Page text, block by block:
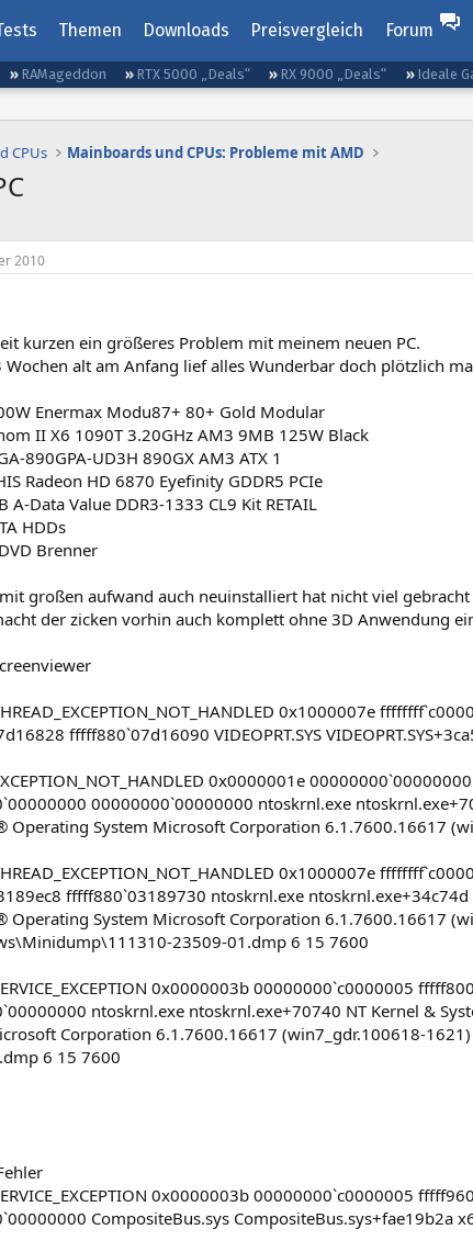
Themen Downloads Preisvergleich Forum
RAMageddon RTX 5000 „Deals“ RX 9000 „Deals“ Ideale
CPUs Mainboards und CPUs: Probleme mit AMD
2010
kurzen ein größeres Problem mit meinem neuen PC.
Wochen alt am Anfang lief alles Wunderbar doch plötzlich
Enermax Modu87+ 80+ Gold Modular
II X6 1090T 3.20GHz AM3 9MB 125W Black
890GPA-UD3H 890GX AM3 ATX 1
Radeon HD 6870 Eyefinity GDDR5 PCIe
A-Data Value DDR3-1333 CL9 Kit RETAIL
HDDs
Brenner
großen aufwand auch neuinstalliert hat nicht viel
der zicken vorhin auch komplett ohne 3D Anwendung
0x1000007e
fffff880`07d16090 VIDEOPRT.SYS
0x0000001e
00000000`00000000 ntoskrnl.exe
Operating System Microsoft Corporation 6.1.7600.16617
0x1000007e
fffff880`03189730 ntoskrnl.exe
Operating System Microsoft Corporation 6.1.7600.16617
23509-01.dmp 6 15 7600
0x0000003b 00000000`c0000005
ntoskrnl.exe ntoskrnl.exe+70740 NT Kernel &
Corporation 6.1.7600.16617 (win7_gdr.100618-
6 15 7600
0x0000003b 00000000`c0000005
CompositeBus.sys CompositeBus.sys+fae19b2a